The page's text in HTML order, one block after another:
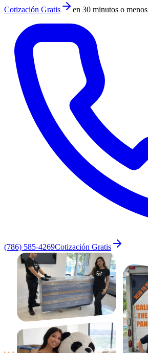
Cotización Gratis
en 30 minutos o menos
(786) 585-4269Cotización Gratis